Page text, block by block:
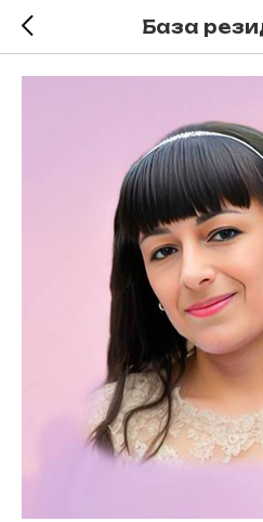
База